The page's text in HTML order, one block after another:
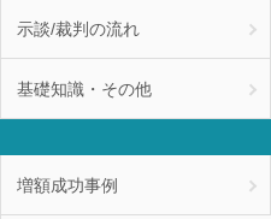
示談/裁判の流れ
基礎知識・その他
増額成功事例